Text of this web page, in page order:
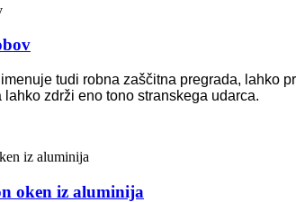
tudi robna zaščitna pregrada, lahko
zdrži eno tono stranskega udarca.
oken iz aluminija